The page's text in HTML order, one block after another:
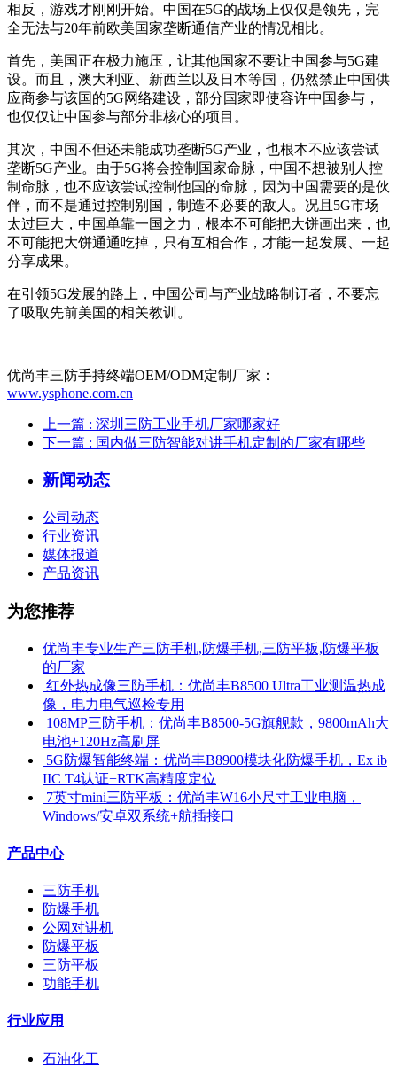
相反，游戏才刚刚开始。中国在5G的战场上仅仅是领先，完
全无法与20年前欧美国家垄断通信产业的情况相比。
首先，美国正在极力施压，让其他国家不要让中国参与5G建
设。而且，澳大利亚、新西兰以及日本等国，仍然禁止中国供
应商参与该国的5G网络建设，部分国家即使容许中国参与，
也仅仅让中国参与部分非核心的项目。
其次，中国不但还未能成功垄断5G产业，也根本不应该尝试
垄断5G产业。由于5G将会控制国家命脉，中国不想被别人控
制命脉，也不应该尝试控制他国的命脉，因为中国需要的是伙
伴，而不是通过控制别国，制造不必要的敌人。况且5G市场
太过巨大，中国单靠一国之力，根本不可能把大饼画出来，也
不可能把大饼通通吃掉，只有互相合作，才能一起发展、一起
分享成果。
在引领5G发展的路上，中国公司与产业战略制订者，不要忘
了吸取先前美国的相关教训。
优尚丰三防手持终端OEM/ODM定制厂家：
www.ysphone.com.cn
上一篇 : 深圳三防工业手机厂家哪家好
下一篇 : 国内做三防智能对讲手机定制的厂家有哪些
新闻动态
公司动态
行业资讯
媒体报道
产品资讯
为您推荐
优尚丰专业生产三防手机,防爆手机,三防平板,防爆平板
的厂家
​ 红外热成像三防手机：优尚丰B8500 Ultra工业测温热成
像，电力电气巡检专用
​ 108MP三防手机：优尚丰B8500-5G旗舰款，9800mAh大
电池+120Hz高刷屏
​ 5G防爆智能终端：优尚丰B8900模块化防爆手机，Ex ib
IIC T4认证+RTK高精度定位
​ 7英寸mini三防平板：优尚丰W16小尺寸工业电脑，
Windows/安卓双系统+航插接口
产品中心
三防手机
防爆手机
公网对讲机
防爆平板
三防平板
功能手机
行业应用
石油化工